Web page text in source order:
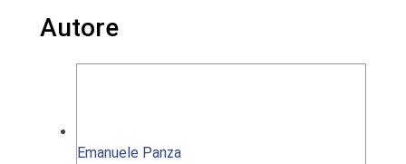
Autore
Emanuele Panza